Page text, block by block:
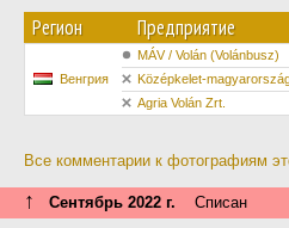
Регион Предприятие
Венгрия
MÁV / Volán (Volánbusz)
Középkelet-
Agria Volán Zrt.
Все комментарии к фотографиям
↑ Сентябрь 2022 г. Списан